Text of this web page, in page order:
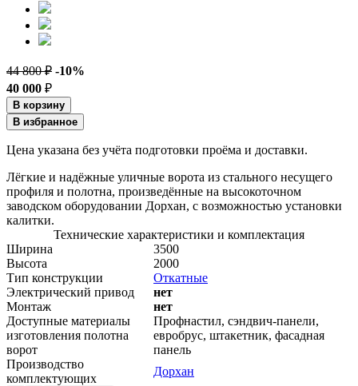
44 800 ₽ -10%
40 000 ₽
В корзину
В избранное
Цена указана без учёта подготовки проёма и доставки.
Лёгкие и надёжные уличные ворота из стального несущего
профиля и полотна, произведённые на высокоточном
заводском оборудовании Дорхан, с возможностью установки
калитки.
Технические характеристики и комплектация
Ширина
3500
Высота
2000
Тип конструкции
Откатные
Электрический привод
нет
Монтаж
нет
Доступные материалы
изготовления полотна
ворот
Профнастил, сэндвич-панели,
евробрус, штакетник, фасадная
панель
Производство
комплектующих
Дорхан